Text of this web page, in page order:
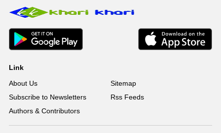
Link
About Us
Sitemap
Subscribe to Newsletters
Rss Feeds
Authors & Contributors